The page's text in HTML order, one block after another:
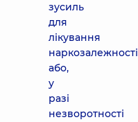
зусиль
для
лікування
наркозалежності
або,
у
разі
незворотності